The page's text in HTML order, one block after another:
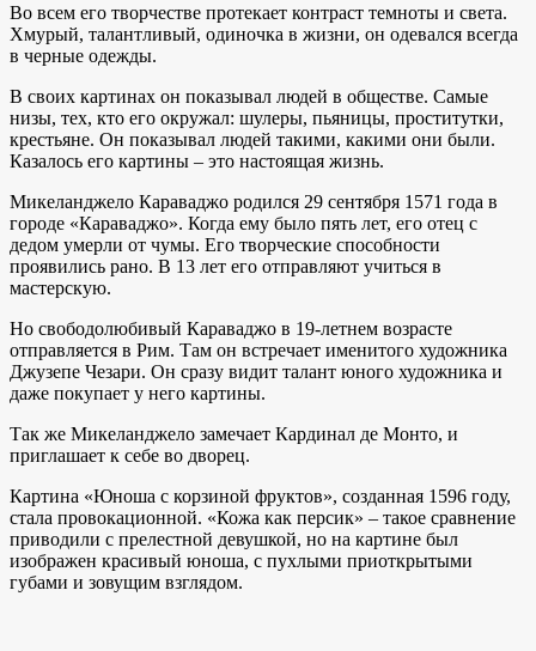
Во всем его творчестве протекает контраст темноты и света.
Хмурый, талантливый, одиночка в жизни, он одевался всегда
в черные одежды.
В своих картинах он показывал людей в обществе. Самые
низы, тех, кто его окружал: шулеры, пьяницы, проститутки,
крестьяне. Он показывал людей такими, какими они были.
Казалось его картины – это настоящая жизнь.
Микеланджело Караваджо родился 29 сентября 1571 года в
городе «Караваджо». Когда ему было пять лет, его отец с
дедом умерли от чумы. Его творческие способности
проявились рано. В 13 лет его отправляют учиться в
мастерскую.
Но свободолюбивый Караваджо в 19-летнем возрасте
отправляется в Рим. Там он встречает именитого художника
Джузепе Чезари. Он сразу видит талант юного художника и
даже покупает у него картины.
Так же Микеланджело замечает Кардинал де Монто, и
приглашает к себе во дворец.
Картина «Юноша с корзиной фруктов», созданная 1596 году,
стала провокационной. «Кожа как персик» – такое сравнение
приводили с прелестной девушкой, но на картине был
изображен красивый юноша, с пухлыми приоткрытыми
губами и зовущим взглядом.